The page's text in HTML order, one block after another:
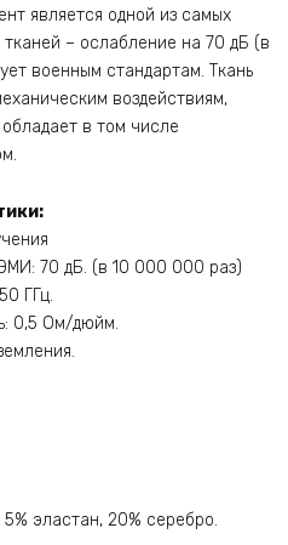
является одной из самых
– ослабление на 70 дБ (в
военным стандартам. Ткань
воздействиям,
в том числе
70 дБ. (в 10 000 000 раз)
ГГц.
0,5 Ом/дюйм.
эластан, 20% серебро.